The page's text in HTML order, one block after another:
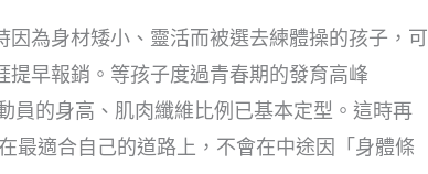
為身材矮小、靈活而被選去練體操的孩子，可
早報銷。等孩子度過青春期的發育高峰
員的身高、肌肉纖維比例已基本定型。這時再
最適合自己的道路上，不會在中途因「身體條